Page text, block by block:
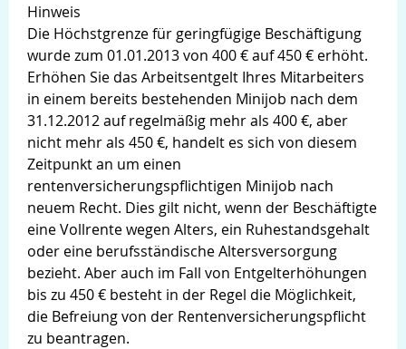
Hinweis
Die Höchstgrenze für geringfügige Beschäftigung
wurde zum 01.01.2013 von 400 € auf 450 € erhöht.
Erhöhen Sie das Arbeitsentgelt Ihres Mitarbeiters
in einem bereits bestehenden Minijob nach dem
31.12.2012 auf regelmäßig mehr als 400 €, aber
nicht mehr als 450 €, handelt es sich von diesem
Zeitpunkt an um einen
rentenversicherungspflichtigen Minijob nach
neuem Recht. Dies gilt nicht, wenn der Beschäftigte
eine Vollrente wegen Alters, ein Ruhestandsgehalt
oder eine berufsständische Altersversorgung
bezieht. Aber auch im Fall von Entgelterhöhungen
bis zu 450 € besteht in der Regel die Möglichkeit,
die Befreiung von der Rentenversicherungspflicht
zu beantragen.